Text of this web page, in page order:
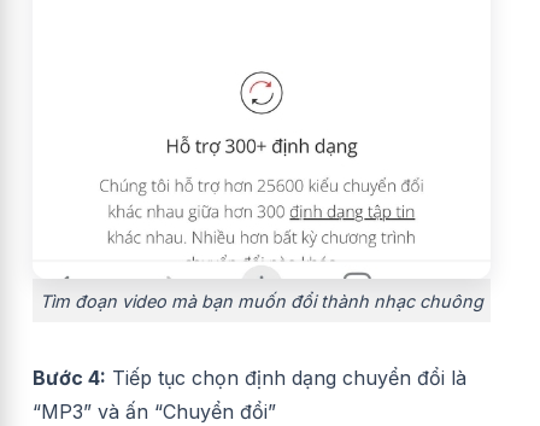
Tìm đoạn video mà bạn muốn đổi thành nhạc chuông
Bước 4: Tiếp tục chọn định dạng chuyển đổi là
“MP3” và ấn “Chuyển đổi”